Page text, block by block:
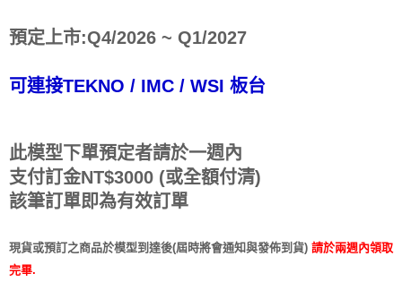
預定上市:Q4/2026 ~ Q1/2027
可連接TEKNO / IMC / WSI 板台
此模型下單預定者請於一週內
支付訂金NT$3000 (或全額付清)
該筆訂單即為有效訂單
現貨或預訂之商品於模型到達後(屆時將會通知與發佈到貨) 請於兩週內領取
完畢.